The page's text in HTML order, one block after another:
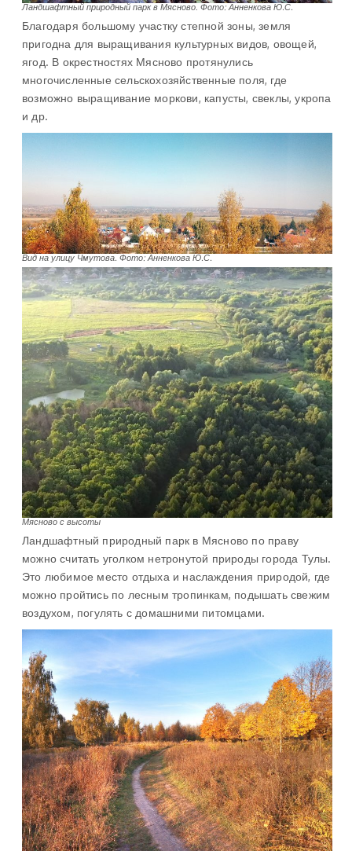
Ландшафтный природный парк в Мясново.Фото: Анненкова Ю.С.
Благодаря большому участку степной зоны, земля
пригодна для выращивания культурных видов, овощей,
ягод. В окрестностях Мясново протянулись
многочисленные сельскохозяйственные поля, где
возможно выращивание моркови, капусты, свеклы, укропа
и др.
Вид на улицу Чмутова. Фото: Анненкова Ю.С.
Мясново с высоты
Ландшафтный природный парк в Мясново по праву
можно считать уголком нетронутой природы города Тулы.
Это любимое место отдыха и наслаждения природой, где
можно пройтись по лесным тропинкам, подышать свежим
воздухом, погулять с домашними питомцами.